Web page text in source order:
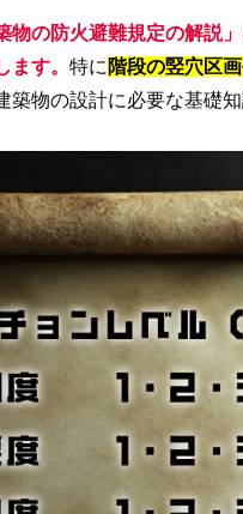
物の防火避難規定の解説
す。 特に 階段の竪穴区
物の設計に必要な基礎